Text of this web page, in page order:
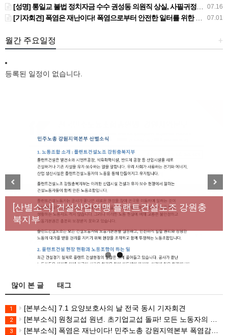
07.16
[성명] 통일교 불법 정치자금 수수 권성동 의원직 상실, 사필귀정이다
07.01
[기자회견] 폭염은 재난이다! 폭염으로부터 안전한 일터를 위한 민주노총 강원지역본부 폭염감시단 선포 기자회견
+
월간 주요일정
등록된 일정이 없습니다.
[성명] 막을 수 있었던 죽음, HL만도가 책임져라 : 청
년노동자 사망사고의 철저한 진상규명과 재발방지
대책 마련하라
[산별소식] 건설산업연맹 플랜트건설노조 강원충
북지부
Previous Next
많이 본 글 태그
1 [본부소식] 7.1 요양보호사의 날 전국 동시 기자회견
2 [본부소식] 원청교섭 원년. 초기업교섭 돌파! 모든 노동자의 노동기본권 쟁취! 민주노총 7.15 총파업대회
3 [본부소식] 폭염은 재난이다! 민주노총 강원지역본부 폭염감시단 선포 기자회견